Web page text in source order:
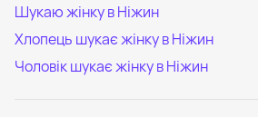
Шукаю жінку в Ніжин
Хлопець шукає жінку в Ніжин
Чоловік шукає жінку в Ніжин